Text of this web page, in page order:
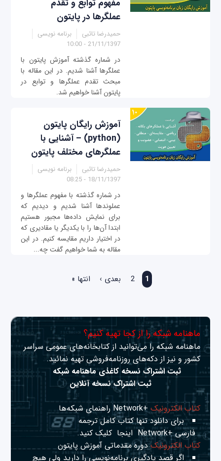
مفهوم توابع و تقدم
عملگرها در پایتون
حمیدرضا تائبی
برنامه نویسی
21/11/1397 - 10:00
در شماره گذشته آموزش پایتون با
عملگرها آشنا شدیم. در این مقاله با
مبحث تقدم عملگرها و توابع در
پایتون آشنا خواهیم شد.
آموزش رایگان پایتون
(python) – آشنایی با
عملگرهای مختلف پایتون
حمیدرضا تائبی
برنامه نویسی
18/11/1397 - 08:25
در شماره گذشته با مفهوم عملگرها و
عملوندها آشنا شدیم و دیدیم که
برای نمایش داده‌ها مجبور هستیم
ابتدا آن‌ها را با یکدیگر یا مقادیری که
در اختیار داریم مقایسه کنیم. در این
مقاله به شما خواهیم گفت چه...
1
2 بعدی › انتها »
ماهنامه شبکه را از کجا تهیه کنیم؟
ماهنامه شبکه را می‌توانید از کتابخانه‌های عمومی سراسر
کشور و نیز از دکه‌های روزنامه‌فروشی تهیه نمائید.
ثبت اشتراک نسخه کاغذی ماهنامه شبکه
ثبت اشتراک نسخه آنلاین
کتاب الکترونیک+Network راهنمای شبکه‌ها
برای دانلود تنها کتاب کامل ترجمه
فارسی +Network
اینجا کلیک کنید.
کتاب الکترونیکدوره مقدماتی آموزش پایتون
اگر قصد یادگیری برنامه‌نویسی را دارید ولی هیچ